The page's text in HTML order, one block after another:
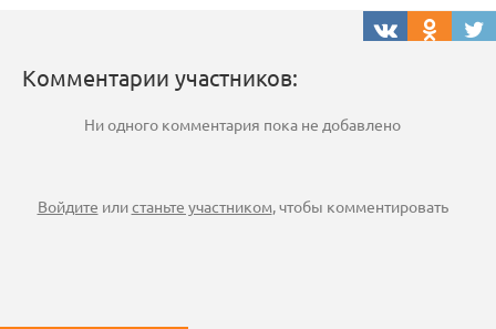
Комментарии участников:
Ни одного комментария пока не добавлено
Войдите илистаньте участником, чтобы комментировать